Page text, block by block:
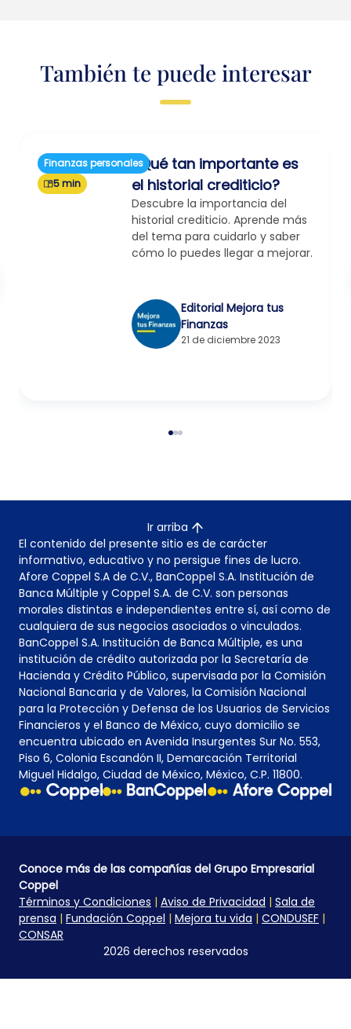
También te puede interesar
Finanzas personales
5 min
¿Qué tan importante es
el historial crediticio?
Descubre la importancia del
historial crediticio. Aprende más
del tema para cuidarlo y saber
cómo lo puedes llegar a mejorar.
Editorial Mejora tus
Finanzas
21 de diciembre 2023
Ir arriba
El contenido del presente sitio es de carácter
informativo, educativo y no persigue fines de lucro.
Afore Coppel S.A de C.V., BanCoppel S.A. Institución de
Banca Múltiple y Coppel S.A. de C.V. son personas
morales distintas e independientes entre sí, así como de
cualquiera de sus negocios asociados o vinculados.
BanCoppel S.A. Institución de Banca Múltiple, es una
institución de crédito autorizada por la Secretaría de
Hacienda y Crédito Público, supervisada por la Comisión
Nacional Bancaria y de Valores, la Comisión Nacional
para la Protección y Defensa de los Usuarios de Servicios
Financieros y el Banco de México, cuyo domicilio se
encuentra ubicado en Avenida Insurgentes Sur No. 553,
Piso 6, Colonia Escandón II, Demarcación Territorial
Miguel Hidalgo, Ciudad de México, México, C.P. 11800.
Conoce más de las compañías del Grupo Empresarial
Coppel
Términos y Condiciones | Aviso de Privacidad | Sala de
prensa | Fundación Coppel | Mejora tu vida | CONDUSEF |
CONSAR
2026 derechos reservados